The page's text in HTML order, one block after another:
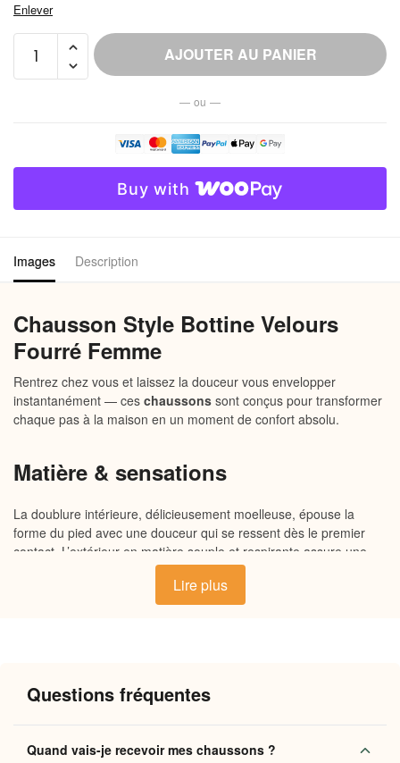
Enlever
Chausson
Fourré
AJOUTER AU PANIER
— ou —
Buy with
Images Description
Chausson Style Bottine Velours
Fourré Femme
Rentrez chez vous et laissez la douceur vous envelopper
instantanément — ces chaussons sont conçus pour transformer
chaque pas à la maison en un moment de confort absolu.
Matière & sensations
La doublure intérieure, délicieusement moelleuse, épouse la
forme du pied avec une douceur qui se ressent dès le premier
contact. L’extérieur en matière souple et respirante assure une
chaleur enveloppante sans jamais alourdir la marche. La semelle
antidérapante, légèrement structurée, offre un appui stable sur
tous types de sols. Chaque détail est pensé pour que vous ne
Chaleur durable: la doublure moelleuse retient
naturellement la chaleur du pied tout au long de la
Lire plus
Questions fréquentes
Quand vais-je recevoir mes chaussons ?